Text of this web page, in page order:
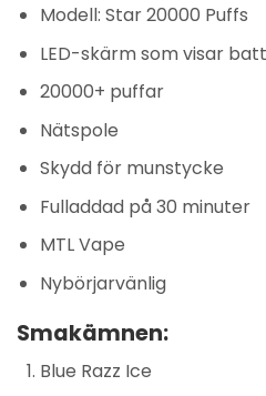
Modell: Star 20000 Puffs
LED-skärm som visar
20000+ puffar
Nätspole
Skydd för munstycke
Fulladdad på 30 minuter
MTL Vape
Nybörjarvänlig
Smakämnen:
Blue Razz Ice